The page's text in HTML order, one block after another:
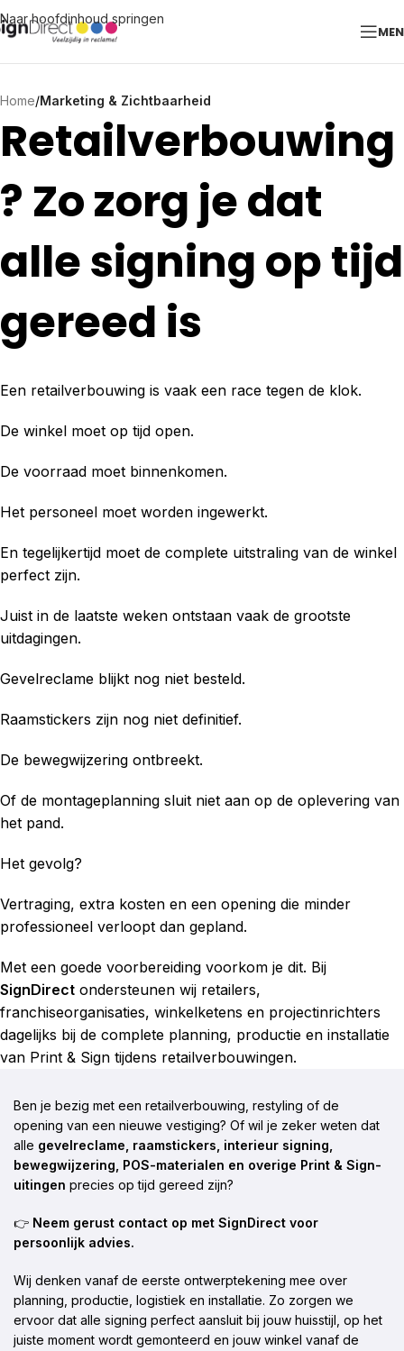
Naar hoofdinhoud springen
Home/Marketing & Zichtbaarheid
Retailverbouwing
? Zo zorg je dat
alle signing op tijd
gereed is
Een retailverbouwing is vaak een race tegen de klok.
De winkel moet op tijd open.
De voorraad moet binnenkomen.
Het personeel moet worden ingewerkt.
En tegelijkertijd moet de complete uitstraling van de winkel
perfect zijn.
Juist in de laatste weken ontstaan vaak de grootste
uitdagingen.
Gevelreclame blijkt nog niet besteld.
Raamstickers zijn nog niet definitief.
De bewegwijzering ontbreekt.
Of de montageplanning sluit niet aan op de oplevering van
het pand.
Het gevolg?
Vertraging, extra kosten en een opening die minder
professioneel verloopt dan gepland.
Met een goede voorbereiding voorkom je dit. Bij
SignDirect ondersteunen wij retailers,
franchiseorganisaties, winkelketens en projectinrichters
dagelijks bij de complete planning, productie en installatie
van Print & Sign tijdens retailverbouwingen.
Ben je bezig met een retailverbouwing, restyling of de
opening van een nieuwe vestiging? Of wil je zeker weten dat
alle gevelreclame, raamstickers, interieur signing,
bewegwijzering, POS-materialen en overige Print & Sign-
uitingen precies op tijd gereed zijn?
👉 Neem gerust contact op met SignDirect voor
persoonlijk advies.
Wij denken vanaf de eerste ontwerptekening mee over
planning, productie, logistiek en installatie. Zo zorgen we
ervoor dat alle signing perfect aansluit bij jouw huisstijl, op het
juiste moment wordt gemonteerd en jouw winkel vanaf de